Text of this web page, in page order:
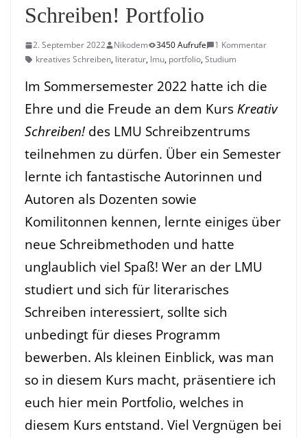
Schreiben! Portfolio
2. September 2022 Nikodem 3450 Aufrufe
1 Kommentar
kreatives Schreiben, literatur, lmu, portfolio,Studium
Im Sommersemester 2022 hatte ich die
Ehre und die Freude an dem Kurs Kreativ
Schreiben! des LMU Schreibzentrums
teilnehmen zu dürfen. Über ein Semester
lernte ich fantastische Autorinnen und
Autoren als Dozenten sowie
Komilitonnen kennen, lernte einiges über
neue Schreibmethoden und hatte
unglaublich viel Spaß! Wer an der LMU
studiert und sich für literarisches
Schreiben interessiert, sollte sich
unbedingt für dieses Programm
bewerben. Als kleinen Einblick, was man
so in diesem Kurs macht, präsentiere ich
euch hier mein Portfolio, welches in
diesem Kurs entstand. Viel Vergnügen bei